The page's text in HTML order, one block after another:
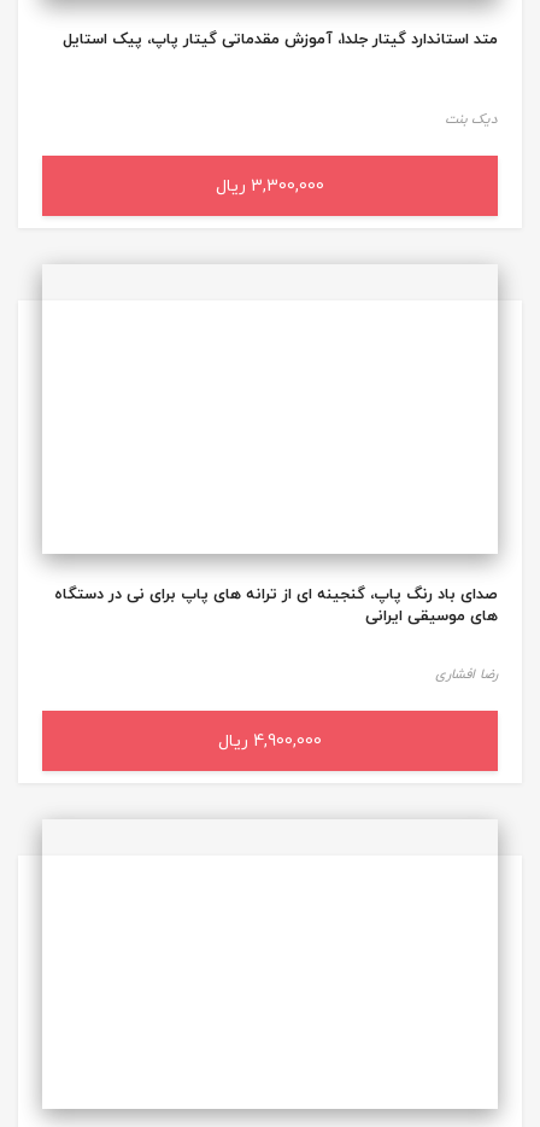
متد استاندارد گیتار جلد1، آموزش مقدماتی گیتار پاپ، پیک استایل
دیک بنت
3,300,000 ریال
افزودن به سبد خرید
صدای باد رنگ پاپ، گنجینه ای از ترانه های پاپ برای نی در دستگاه
های موسیقی ایرانی
رضا افشاری
4,900,000 ریال
افزودن به سبد خرید